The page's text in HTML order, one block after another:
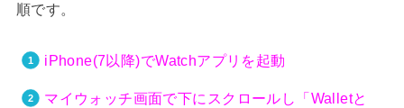
順です。
iPhone(7以降)でWatchアプリを起動
マイウォッチ画面で下にスクロールし「Walletと